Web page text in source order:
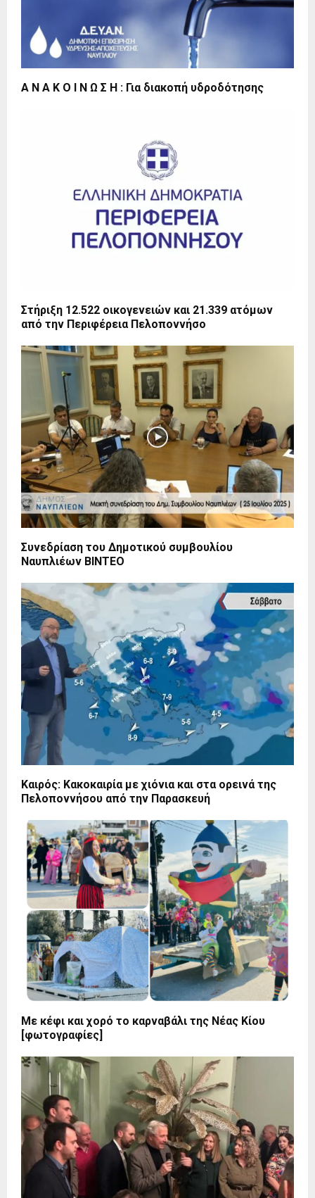
Α Ν Α Κ Ο Ι Ν Ω Σ Η : Για διακοπή υδροδότησης
Στήριξη 12.522 οικογενειών και 21.339 ατόμων
από την Περιφέρεια Πελοποννήσο
Συνεδρίαση του Δημοτικού συμβουλίου
Ναυπλιέων ΒΙΝΤΕΟ
Καιρός: Κακοκαιρία με χιόνια και στα ορεινά της
Πελοποννήσου από την Παρασκευή
Με κέφι και χορό το καρναβάλι της Νέας Κίου
[φωτογραφίες]